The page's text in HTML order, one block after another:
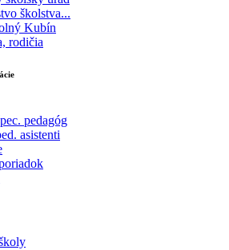
školstva...
Kubín
rodičia
pedagóg
asistenti